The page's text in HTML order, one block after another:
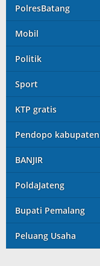
PolresBatang
Mobil
Politik
Sport
KTP gratis
Pendopo
BANJIR
PoldaJateng
Bupati Pemalang
Peluang Usaha